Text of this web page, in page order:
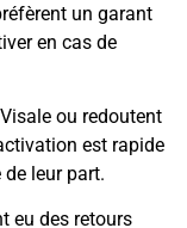
un garant
en cas de
ou redoutent
est rapide
leur part.
eu des retours